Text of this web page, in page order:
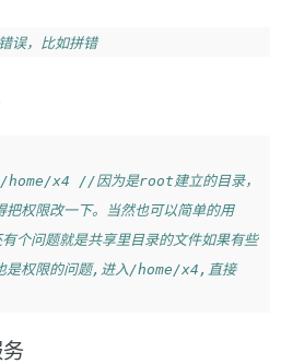
，比如拼错
x4 //因为是root建立的目录，
权限改一下。当然也可以简单的用
问题就是共享里目录的文件如果有些
是权限的问题,进入/home/x4,直接